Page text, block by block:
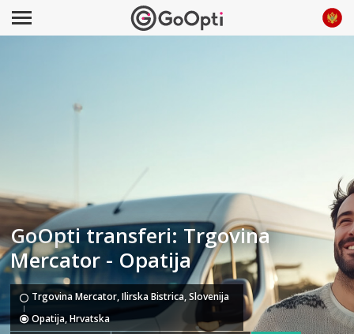
GoOpti transferi: Trgovina
Mercator - Opatija
Trgovina Mercator, Ilirska Bistrica, Slovenija
Opatija, Hrvatska